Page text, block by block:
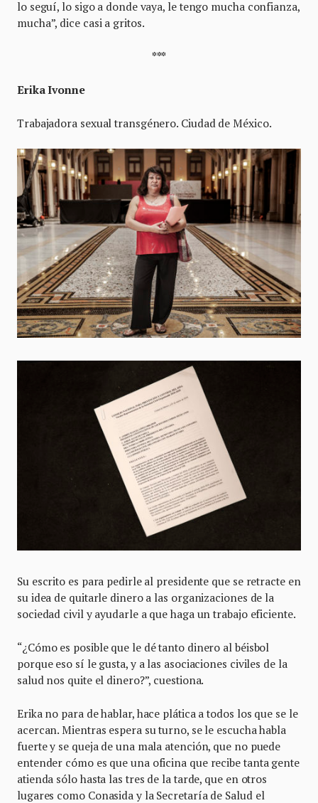
lo seguí, lo sigo a donde vaya, le tengo mucha confianza,
mucha”, dice casi a gritos.
***
Erika Ivonne
Trabajadora sexual transgénero. Ciudad de México.
Su escrito es para pedirle al presidente que se retracte en
su idea de quitarle dinero a las organizaciones de la
sociedad civil y ayudarle a que haga un trabajo eficiente.
“¿Cómo es posible que le dé tanto dinero al béisbol
porque eso sí le gusta, y a las asociaciones civiles de la
salud nos quite el dinero?”, cuestiona.
Erika no para de hablar, hace plática a todos los que se le
acercan. Mientras espera su turno, se le escucha habla
fuerte y se queja de una mala atención, que no puede
entender cómo es que una oficina que recibe tanta gente
atienda sólo hasta las tres de la tarde, que en otros
lugares como Conasida y la Secretaría de Salud el